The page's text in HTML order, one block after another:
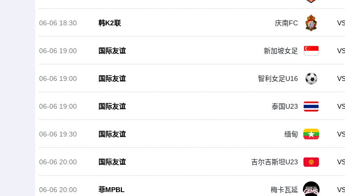
06-06 18:30 韩K2联 庆南FC
06-06 19:00 国际友谊 新加坡女足
06-06 19:00 国际友谊 智利女足U16
06-06 19:00 国际友谊 泰国U23
06-06 19:30 国际友谊 缅甸
06-06 20:00 国际友谊 吉尔吉斯坦U23
06-06 20:00 菲MPBL 梅卡瓦延